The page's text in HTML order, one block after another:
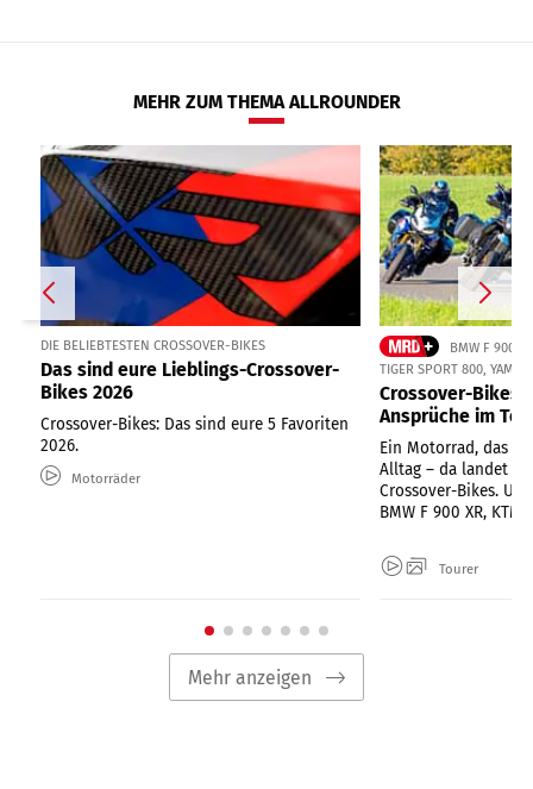
MEHR ZUM THEMA ALLROUNDER
DIE BELIEBTESTEN CROSSOVER-BIKES
Das sind eure Lieblings-Crossover-
Bikes 2026
Crossover-Bikes: Das sind eure 5 Favoriten
2026.
Motorräder
BMW F 900
TIGER SPORT 800,
Crossover-Bikes
Ansprüche im
Ein Motorrad, das
Alltag – da landet
Crossover-Bikes.
BMW F 900 XR, KTM
Tourer
Mehr anzeigen